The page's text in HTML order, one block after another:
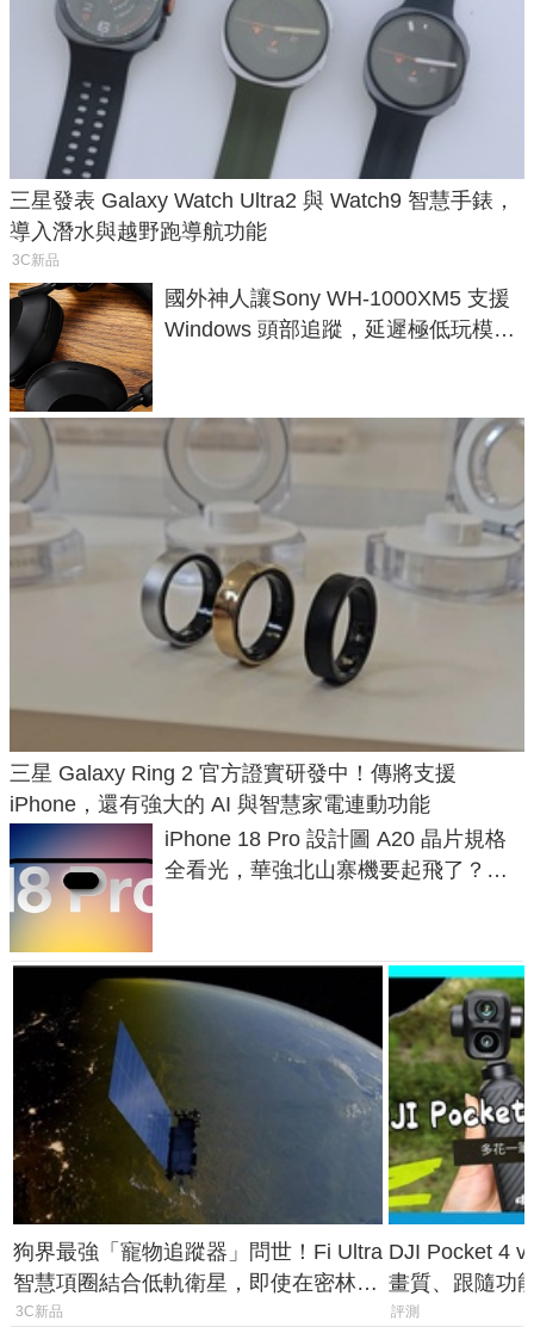
三星發表 Galaxy Watch Ultra2 與 Watch9 智慧手錶，
導入潛水與越野跑導航功能
3C新品
國外神人讓Sony WH-1000XM5 支援
Windows 頭部追蹤，延遲極低玩模擬
三星 Galaxy Ring 2 官方證實研發中！傳將支援
iPhone，還有強大的 AI 與智慧家電連動功能
iPhone 18 Pro 設計圖 A20 晶片規格
全看光，華強北山寨機要起飛了？專
狗界最強「寵物追蹤器」問世！Fi Ultra
智慧項圈結合低軌衛星，即使在密林山
谷也能精準找回愛犬
3C新品
DJI Pocket 4
畫質、跟隨功
一次看懂兩台
評測